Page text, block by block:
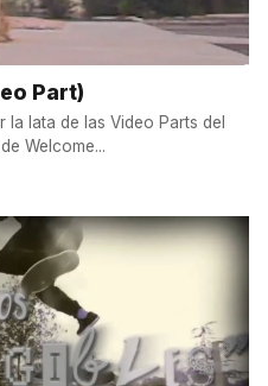
Part)
la lata de las Video Parts del
Welcome...